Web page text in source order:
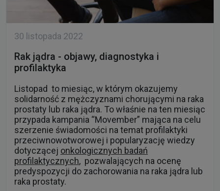
30 listopada 2022
Rak jądra - objawy, diagnostyka i
profilaktyka
Listopad to miesiąc, w którym okazujemy
solidarność z mężczyznami chorującymi na raka
prostaty lub raka jądra. To właśnie na ten miesiąc
przypada kampania “Movember” mająca na celu
szerzenie świadomości na temat profilaktyki
przeciwnowotworowej i popularyzację wiedzy
dotyczącej onkologicznych badań
profilaktycznych, pozwalających na ocenę
predyspozycji do zachorowania na raka jądra lub
raka prostaty.